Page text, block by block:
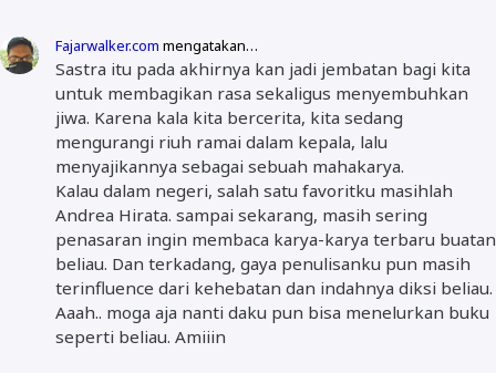
Fajarwalker.com mengatakan…
Sastra itu pada akhirnya kan jadi jembatan bagi kita
untuk membagikan rasa sekaligus menyembuhkan
jiwa. Karena kala kita bercerita, kita sedang
mengurangi riuh ramai dalam kepala, lalu
menyajikannya sebagai sebuah mahakarya.
Kalau dalam negeri, salah satu favoritku masihlah
Andrea Hirata. sampai sekarang, masih sering
penasaran ingin membaca karya-karya terbaru buatan
beliau. Dan terkadang, gaya penulisanku pun masih
terinfluence dari kehebatan dan indahnya diksi beliau.
Aaah.. moga aja nanti daku pun bisa menelurkan buku
seperti beliau. Amiiin